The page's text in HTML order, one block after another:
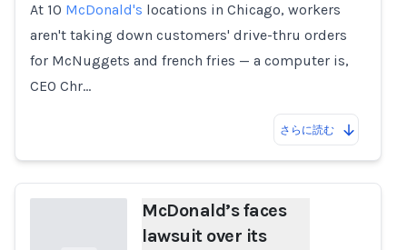
At 10 McDonald's locations in Chicago, workers
aren't taking down customers' drive-thru orders
for McNuggets and french fries — a computer is,
CEO Chr…
さらに読む
McDonald’s faces
lawsuit over its